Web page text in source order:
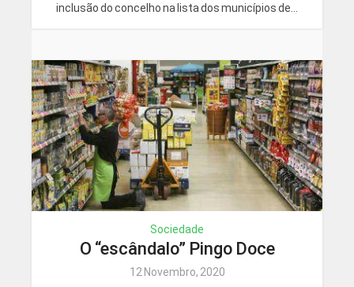
inclusão do concelho na lista dos municípios de...
Sociedade
O “escândalo” Pingo Doce
12 Novembro, 2020